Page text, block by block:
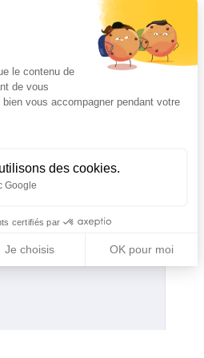
le contenu de
de vous
vous accompagner pendant votre
des cookies.
Google
certifiés par
Je choisis OK pour moi
d'adapter et de gérer vos